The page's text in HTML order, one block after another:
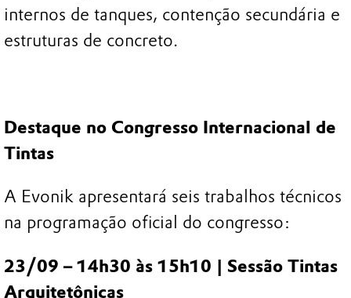
internos de tanques, contenção secundária e
estruturas de concreto.
Destaque no Congresso Internacional de
Tintas
A Evonik apresentará seis trabalhos técnicos
na programação oficial do congresso:
23/09 – 14h30 às 15h10 | Sessão Tintas
Arquitetônicas